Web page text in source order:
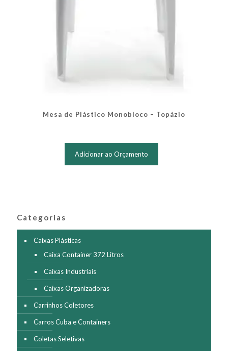
Mesa de Plástico Monobloco – Topázio
Adicionar ao Orçamento
Categorias
Caixas Plásticas
Caixa Container 372 Litros
Caixas Industriais
Caixas Organizadoras
Carrinhos Coletores
Carros Cuba e Containers
Coletas Seletivas